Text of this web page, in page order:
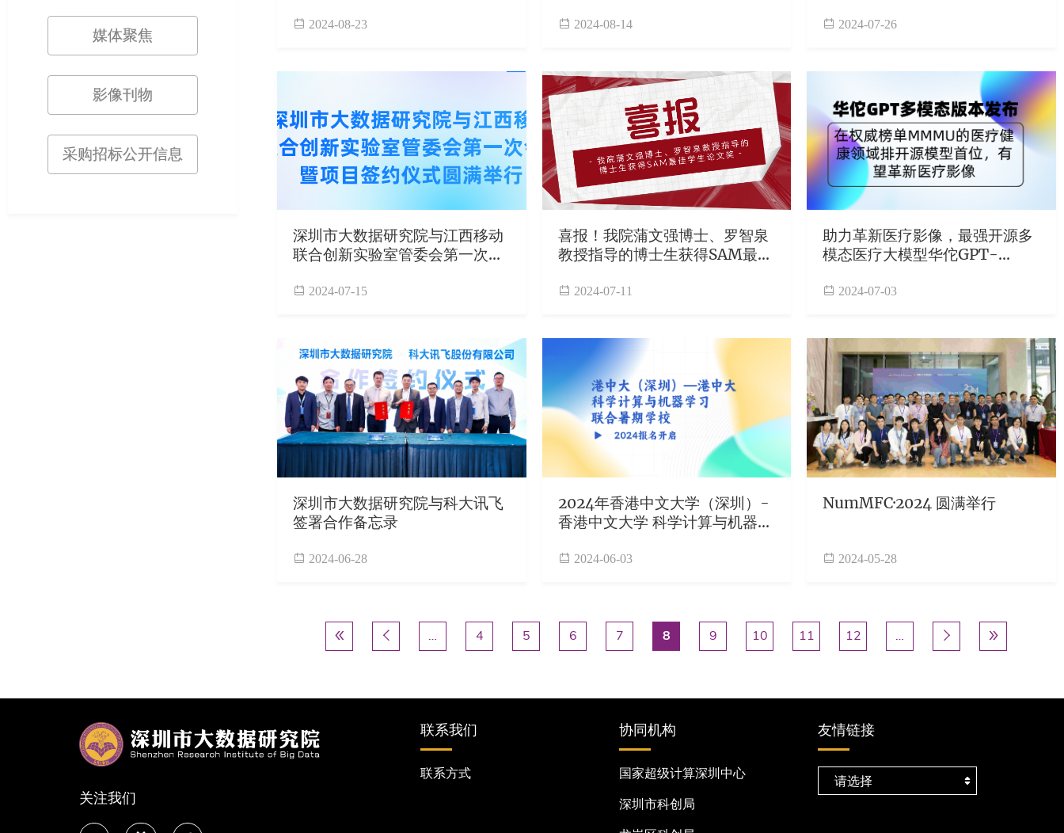
媒体聚焦
影像刊物
采购招标公开信息
2024-08-23 2024-08-14 2024-07-26
深圳市大数据研究院与江西移动
联合创新实验室管委会第一次会
2024-07-15
喜报！我院蒲文强博士、罗智泉
教授指导的博士生获得SAM最佳
2024-07-11
助力革新医疗影像，最强开源多
模态医疗大模型华佗GPT-
2024-07-03
深圳市大数据研究院与科大讯飞
签署合作备忘录
2024-06-28
2024年香港中文大学（深圳）-
香港中文大学 科学计算与机器学
2024-06-03
NumMFC·2024 圆满举行
2024-05-28
首页
 前一页
 ‹ 上一个
… 页面
4 页面
5 页面
6 页面
7 当前页
8 页面
9 页面
10 页面
11 页面
12 … 下一页
下一个 ›
 末页
尾页 »

关注我们
联系我们
联系方式
协同机构
国家超级计算深圳中心
深圳市科创局
友情链接